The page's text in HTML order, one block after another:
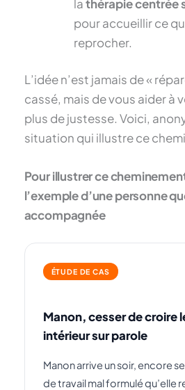
lathérapie centrée
pour accueillir ce
reprocher.
L’idée n’est jamais de «
cassé, mais de vous aider à
plus de justesse. Voici,
situation qui illustre ce
Pour illustrer ce
l’exemple d’une personne
accompagnée
ÉTUDE DE CAS
Manon, cesser de croire
intérieur sur parole
Manon arrive un soir, encore
de travail mal formulé qu’elle